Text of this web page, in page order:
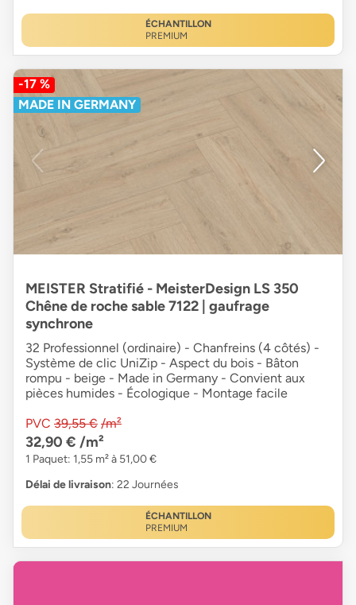
ÉCHANTILLON
PREMIUM
-17 %
MADE IN GERMANY
MEISTER Stratifié - MeisterDesign LS 350
Chêne de roche sable 7122 | gaufrage
synchrone
32 Professionnel (ordinaire) - Chanfreins (4 côtés) -
Système de clic UniZip - Aspect du bois - Bâton
rompu - beige - Made in Germany - Convient aux
pièces humides - Écologique - Montage facile
PVC 39,55 € /m²
32,90 € /m²
1 Paquet: 1,55 m² à 51,00 €
Délai de livraison: 22 Journées
ÉCHANTILLON
PREMIUM